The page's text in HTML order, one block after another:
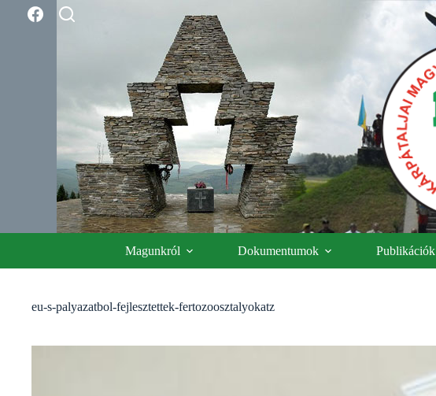
Magunkról Dokumentumok Publikációk
eu-s-palyazatbol-fejlesztettek-fertozoosztalyokatz